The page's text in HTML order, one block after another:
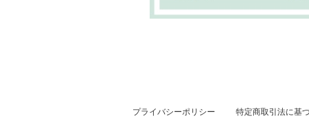
プライバシーポリシー 特定商取引法に基